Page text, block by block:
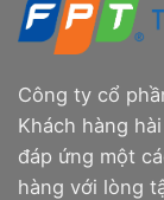
Công ty cổ
Khách hàng
đáp ứng một
hàng với lòng